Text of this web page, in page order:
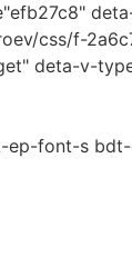
css/f-
deta-v-
ep-font-s